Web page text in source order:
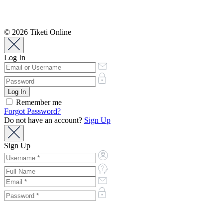
© 2026 Tiketi Online
Log In
Remember me
Forgot Password?
Do not have an account? Sign Up
Sign Up